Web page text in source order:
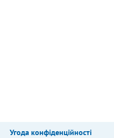
Угода конфіденційності